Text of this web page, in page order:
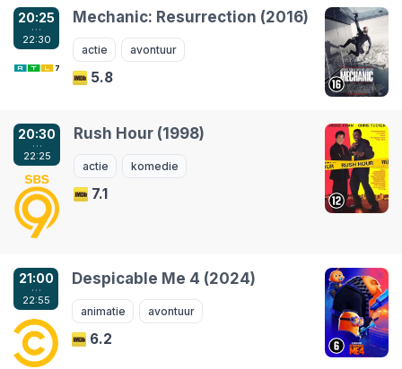
20:25
…
22:30
Mechanic: Resurrection (2016)
actie avontuur
5.8
20:30
…
22:25
Rush Hour (1998)
actie komedie
7.1
21:00
…
22:55
Despicable Me 4 (2024)
animatie avontuur
6.2